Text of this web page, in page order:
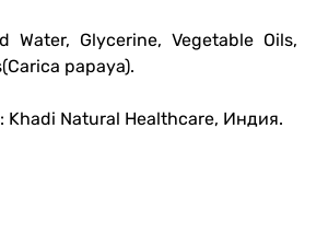
Water, Glycerine, Vegetable Oils,
papaya).
Khadi Natural Healthcare, Индия.